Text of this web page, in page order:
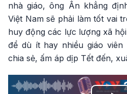
nhà giáo, ông Ân khẳng
Việt Nam sẽ phải làm tốt vai
huy động các lực lượng xã
để dù ít hay nhiều giáo
chia sẻ, ấm áp dịp Tết đến,